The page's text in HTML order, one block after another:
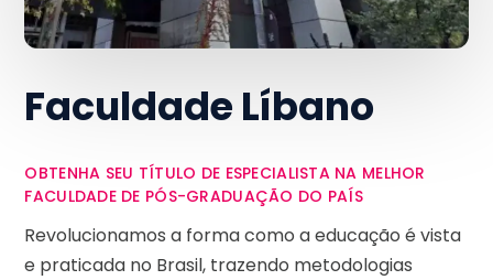
Faculdade Líbano
OBTENHA SEU TÍTULO DE ESPECIALISTA NA MELHOR
FACULDADE DE PÓS-GRADUAÇÃO DO PAÍS
Revolucionamos a forma como a educação é vista
e praticada no Brasil, trazendo metodologias